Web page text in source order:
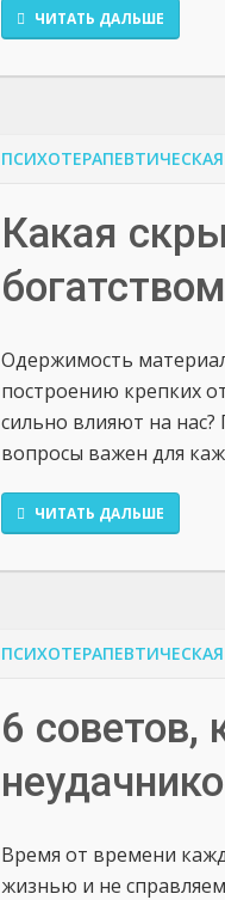
ЧИТАТЬ ДАЛЬШЕ
Какая
Одержимость
построению крепких
сильно влияют на нас?
вопросы важен для
ЧИТАТЬ ДАЛЬШЕ
6 советов,
Время от времени
жизнью и не